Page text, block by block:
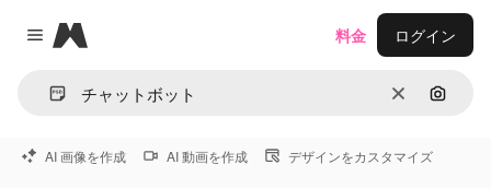
Close menu
Magnific
消去 画像で
料金 ログイン
AI 画像を作成 AI 動画を作成 デザインをカスタマイズ